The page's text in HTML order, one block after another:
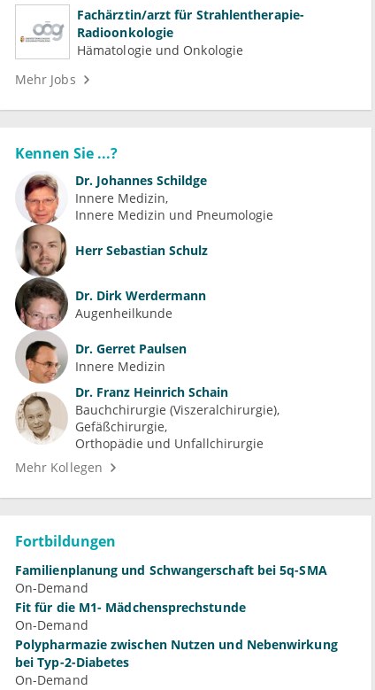
Fachärztin/arzt für Strahlentherapie-
Radioonkologie
Hämatologie und Onkologie
Mehr Jobs
Kennen Sie ...?
Dr. Johannes Schildge
Innere Medizin
Innere Medizin und Pneumologie
Herr Sebastian Schulz
Dr. Dirk Werdermann
Augenheilkunde
Dr. Gerret Paulsen
Innere Medizin
Dr. Franz Heinrich Schain
Bauchchirurgie (Viszeralchirurgie)
Gefäßchirurgie
Orthopädie und Unfallchirurgie
Mehr Kollegen
Fortbildungen
Familienplanung und Schwangerschaft bei 5q-SMA
On-Demand
Fit für die M1- Mädchensprechstunde
On-Demand
Polypharmazie zwischen Nutzen und Nebenwirkung
bei Typ-2-Diabetes
On-Demand